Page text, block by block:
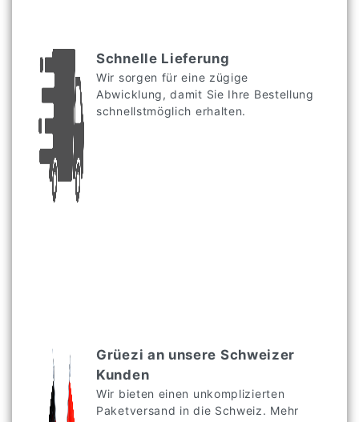
Schnelle Lieferung
Wir sorgen für eine zügige
Abwicklung, damit Sie Ihre Bestellung
schnellstmöglich erhalten.
Grüezi an unsere Schweizer
Kunden
Wir bieten einen unkomplizierten
Paketversand in die Schweiz. Mehr